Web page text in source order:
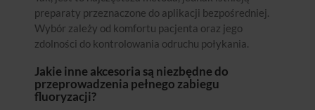
preparaty przeznaczone do aplikacji bezpośredniej.
Wybór zależy od komfortu pacjenta oraz jego
zdolności do kontrolowania odruchu połykania.
Jakie inne akcesoria są niezbędne do
przeprowadzenia pełnego zabiegu
fluoryzacji?